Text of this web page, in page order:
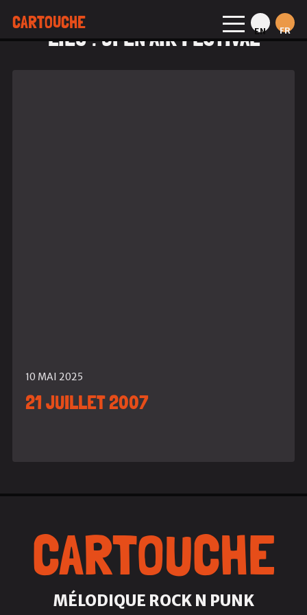
CARTOUCHE EN FR
LIEU : OPEN AIR FESTIVAL
10 MAI 2025
21 JUILLET 2007
CARTOUCHE
MÉLODIQUE ROCK N PUNK